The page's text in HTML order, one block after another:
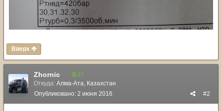
Вверх
Zhornic 27
Откуда: Алма-Ата, Казахстан
#2
Опубликовано: 2 июня 2016